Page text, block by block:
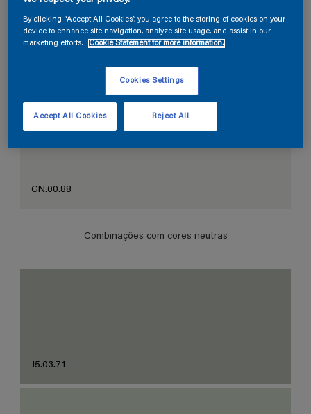
GN.00.88
Combinações com cores neutras
J5.03.71
By clicking “Accept All Cookies”, you agree to the storing of cookies on your
device to enhance site navigation, analyze site usage, and assist in our
marketing efforts.
Cookie Statement for more information.
Cookies Settings
Reject All
Accept All Cookies